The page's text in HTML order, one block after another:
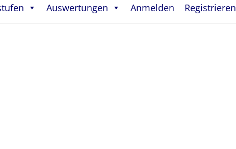
Auswertungen Anmelden Registrieren